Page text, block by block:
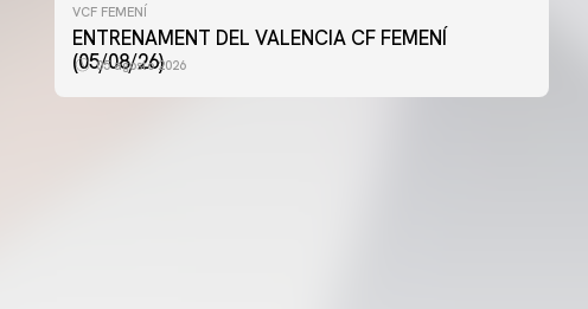
VCF FEMENÍ
ENTRENAMENT DEL VALENCIA CF FEMENÍ
(05/08/26)
05 agosto 2026
PRIMER EQUIP
ENTRENAMENT DEL VALENCIA CF 4/8/2026